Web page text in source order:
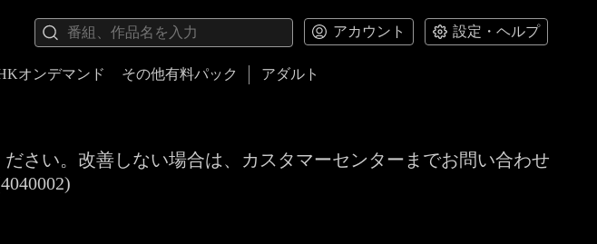
アカウント 設定・ヘルプ
オンデマンド その他有料パック アダルト
さい。改善しない場合は、カスタマーセンターまでお問い合わせ